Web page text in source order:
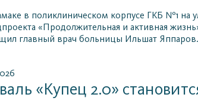
в поликлиническом корпусе ГКБ №1 на
«Продолжительная и активная
главный врач больницы Ильшат Яппаров.
«Купец 2.0»